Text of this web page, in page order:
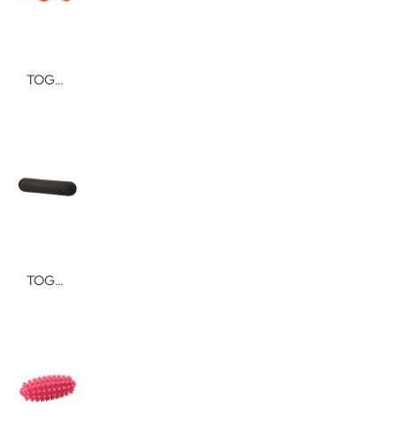
TOGU Noppenball 2er-Set Massagebälle
TOGU Multiroll mein Yoga Trainingsrolle